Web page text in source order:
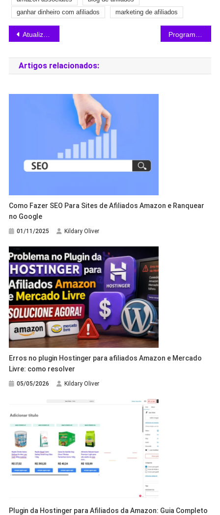
ganhar dinheiro com afiliados
marketing de afiliados
Atualizações do Google que Afetaram Blogs em 2026
Artigos relacionados:
Como Fazer SEO Para Sites de Afiliados Amazon e Ranquear
no Google
01/11/2025 Kildary Oliver
Erros no plugin Hostinger para afiliados Amazon e Mercado
Livre: como resolver
05/05/2026 Kildary Oliver
Plugin da Hostinger para Afiliados da Amazon: Guia Completo